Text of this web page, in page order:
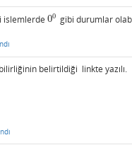
islemlerde 00
00 gibi durumlar
belirtildiği linkte yazılı.